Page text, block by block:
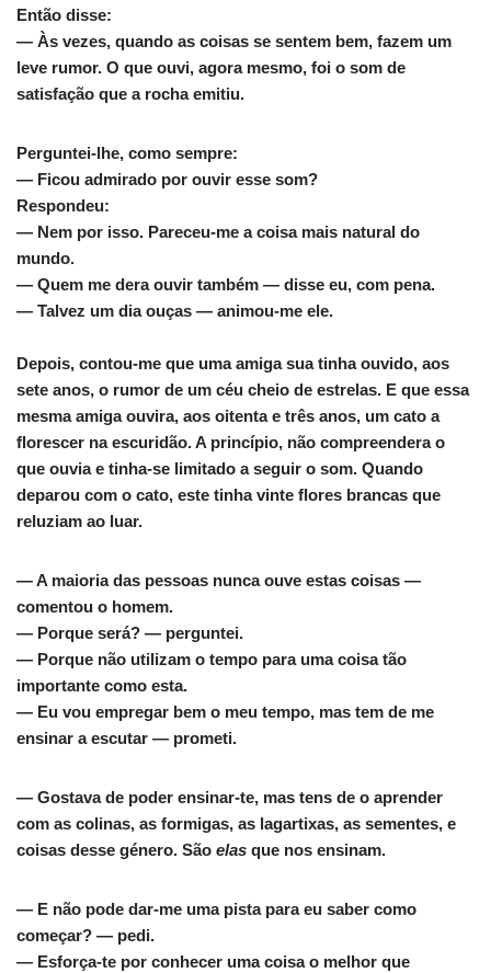
Então disse:
— Às vezes, quando as coisas se sentem bem, fazem um
leve rumor. O que ouvi, agora mesmo, foi o som de
satisfação que a rocha emitiu.
Perguntei-lhe, como sempre:
— Ficou admirado por ouvir esse som?
Respondeu:
— Nem por isso. Pareceu-me a coisa mais natural do
mundo.
— Quem me dera ouvir também — disse eu, com pena.
— Talvez um dia ouças — animou-me ele.
Depois, contou-me que uma amiga sua tinha ouvido, aos
sete anos, o rumor de um céu cheio de estrelas. E que essa
mesma amiga ouvira, aos oitenta e três anos, um cato a
florescer na escuridão. A princípio, não compreendera o
que ouvia e tinha-se limitado a seguir o som. Quando
deparou com o cato, este tinha vinte flores brancas que
reluziam ao luar.
— A maioria das pessoas nunca ouve estas coisas —
comentou o homem.
— Porque será? — perguntei.
— Porque não utilizam o tempo para uma coisa tão
importante como esta.
— Eu vou empregar bem o meu tempo, mas tem de me
ensinar a escutar — prometi.
— Gostava de poder ensinar-te, mas tens de o aprender
com as colinas, as formigas, as lagartixas, as sementes, e
coisas desse género. São elas que nos ensinam.
— E não pode dar-me uma pista para eu saber como
começar? — pedi.
— Esforça-te por conhecer uma coisa o melhor que